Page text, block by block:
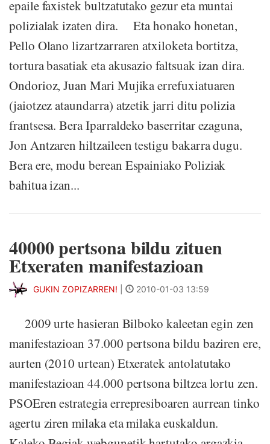
epaile faxistek bultzatutako gezur eta muntai
polizialak izaten dira. Eta honako honetan,
Pello Olano lizartzarraren atxiloketa bortitza,
tortura basatiak eta akusazio faltsuak izan dira.
Ondorioz, Juan Mari Mujika errefuxiatuaren
(jaiotzez ataundarra) atzetik jarri ditu polizia
frantsesa. Bera Iparraldeko baserritar ezaguna,
Jon Antzaren hiltzaileen testigu bakarra dugu.
Bera ere, modu berean Espainiako Poliziak
bahitua izan...
40000 pertsona bildu zituen
Etxeraten manifestazioan
GUKIN ZOPIZARREN! 2010-01-03 13:59
2009 urte hasieran Bilboko kaleetan egin zen
manifestazioan 37.000 pertsona bildu baziren ere,
aurten (2010 urtean) Etxeratek antolatutako
manifestazioan 44.000 pertsona biltzea lortu zen.
PSOEren estrategia errepresiboaren aurrean tinko
agertu ziren milaka eta milaka euskaldun.